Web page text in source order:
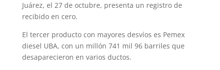
Juárez, el 27 de octubre, presenta un registro de
recibido en cero.
El tercer producto con mayores desvíos es Pemex
diesel UBA, con un millón 741 mil 96 barriles que
desaparecieron en varios ductos.